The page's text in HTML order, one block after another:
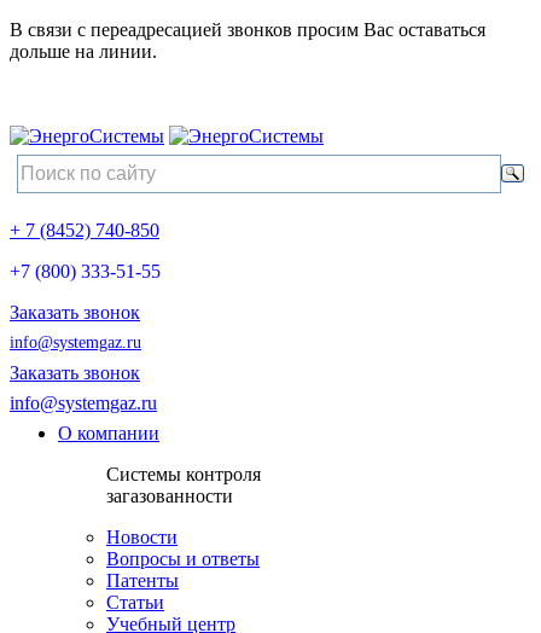
В связи с переадресацией звонков просим Вас оставаться
дольше на линии.
+ 7 (8452) 740-850
+7 (800) 333-51-55
Заказать звонок
info@systemgaz.ru
Заказать звонок
info@systemgaz.ru
О компании
Системы контроля
загазованности
Новости
Вопросы и ответы
Патенты
Статьи
Учебный центр